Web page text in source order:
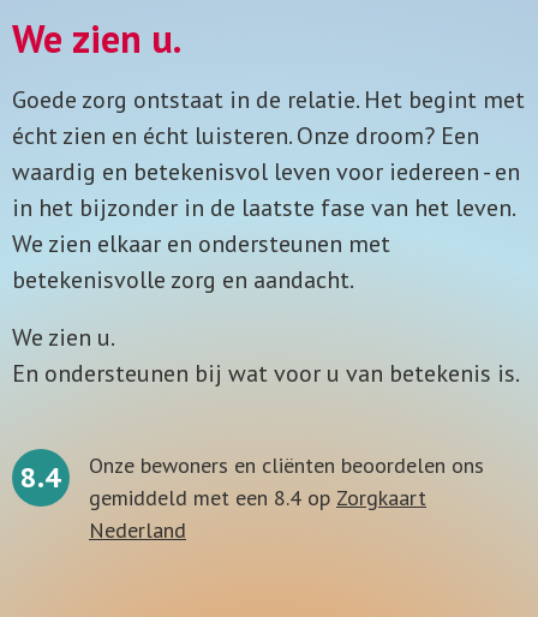
We zien u.
Goede zorg ontstaat in de relatie. Het begint met
écht zien en écht luisteren. Onze droom? Een
waardig en betekenisvol leven voor iedereen - en
in het bijzonder in de laatste fase van het leven.
We zien elkaar en ondersteunen met
betekenisvolle zorg en aandacht.
We zien u.
En ondersteunen bij wat voor u van betekenis is.
8.4
Onze bewoners en cliënten beoordelen ons
gemiddeld met een 8.4 op Zorgkaart
Nederland